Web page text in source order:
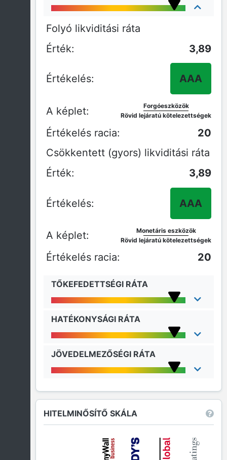
Folyó likviditási ráta
3,89
AAA
Forgóeszközök
Rövid lejáratú kötelezettségek
20
Csökkentett (gyors) likviditási ráta
3,89
AAA
Monetáris eszközök
Rövid lejáratú kötelezettségek
20
TŐKEFEDETTSÉGI RÁTA
HATÉKONYSÁGI RÁTA
JÖVEDELMEZŐSÉGI RÁTA
HITELMINŐSÍTŐ SKÁLA